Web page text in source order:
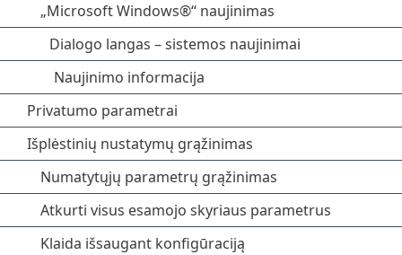
„Microsoft Windows®“ naujinimas
Dialogo langas – sistemos naujinimai
Naujinimo informacija
Privatumo parametrai
Išplėstinių nustatymų grąžinimas
Numatytųjų parametrų grąžinimas
Atkurti visus esamojo skyriaus parametrus
Klaida išsaugant konfigūraciją